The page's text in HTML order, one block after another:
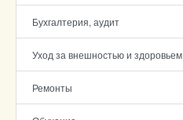
Бухгалтерия, аудит
Уход за внешностью и здоровьем
Ремонты